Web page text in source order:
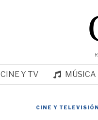
CINE Y TV MÚSICA
CINE Y TELEVISIÓN